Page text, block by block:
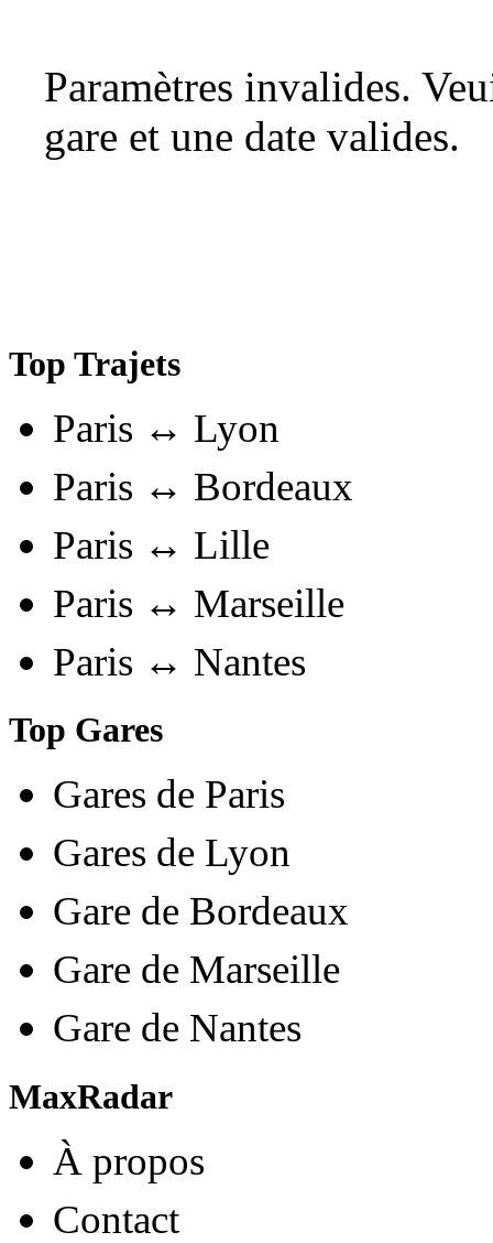
Paramètres invalides.
gare et une date valides.
Top Trajets
Paris ↔ Lyon
Paris ↔ Bordeaux
Paris ↔ Lille
Paris ↔ Marseille
Paris ↔ Nantes
Top Gares
Gares de Paris
Gares de Lyon
Gare de Bordeaux
Gare de Marseille
Gare de Nantes
MaxRadar
À propos
Contact